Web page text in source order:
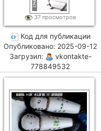
37 просмотров
Код для публикации
Опубликовано: 2025-09-12
Загрузил:
vkontakte-
778849532